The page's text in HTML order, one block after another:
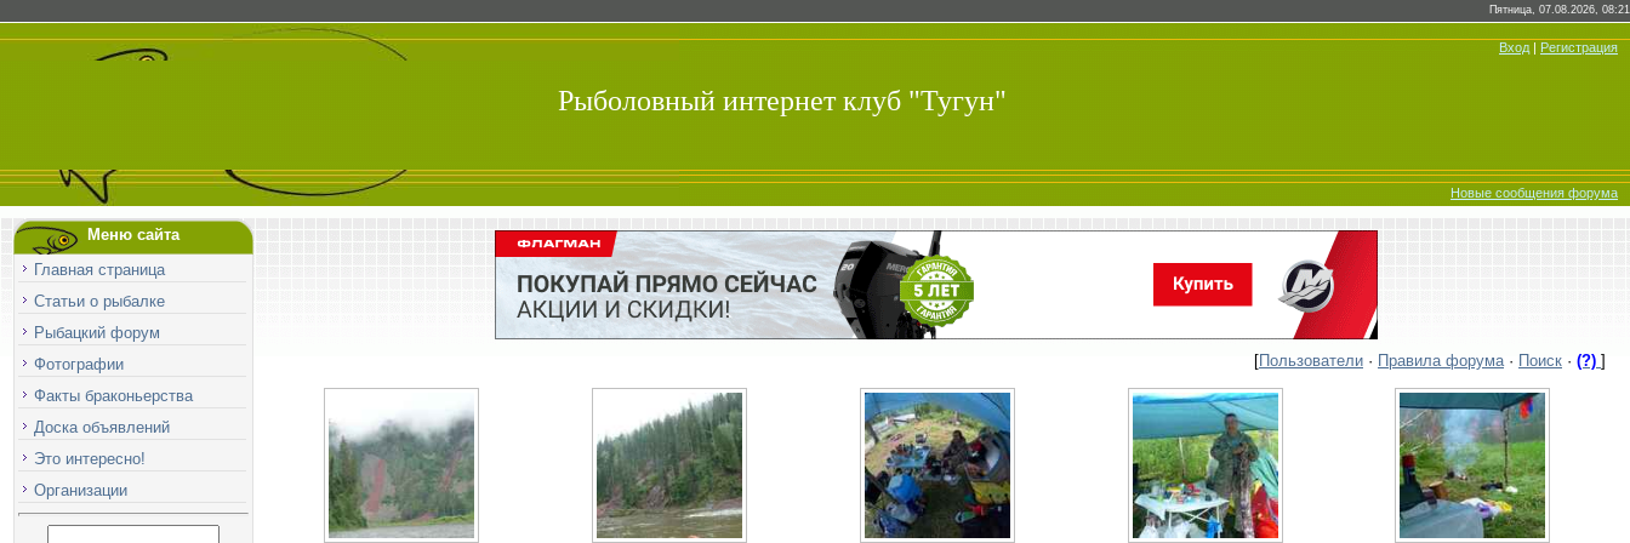
Пятница, 07.08.2026, 08:21
Вход | Регистрация
Рыболовный интернет клуб "Тугун"
Новые сообщения форума
Меню сайта
Главная страница
Статьи о рыбалке
Рыбацкий форум
Фотографии
Факты браконьерства
Доска объявлений
Это интересно!
Организации
[Пользователи · Правила форума· Поиск · (?) ]